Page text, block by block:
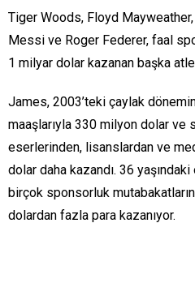
Tiger Woods, Floyd
Messi ve Roger Federer, faal
1 milyar dolar kazanan başka
James, 2003’teki çaylak
maaşlarıyla 330 milyon dolar ve
eserlerinden, lisanslardan ve
dolar daha kazandı. 36 yaşındaki
birçok sponsorluk
dolardan fazla para kazanıyor.